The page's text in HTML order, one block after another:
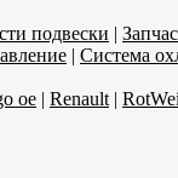
подвески |
| Система
oe | Renault |